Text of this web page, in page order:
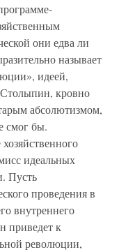
они едва ли
называет
идеей,
кровно
абсолютизмом,
смог бы.
идеальных
Пусть
проведения в
внутреннего
приведет к
революции,